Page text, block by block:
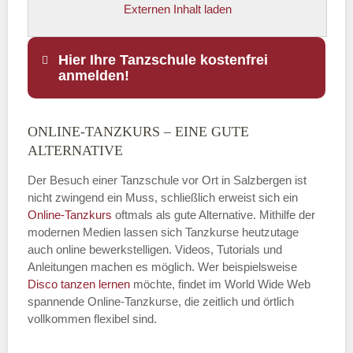
Externen Inhalt laden
Hier Ihre Tanzschule kostenfrei
anmelden!
Name
E-Mail*
Name der Tanzschule
ONLINE-TANZKURS – EINE GUTE
ALTERNATIVE
Der Besuch einer Tanzschule vor Ort in Salzbergen ist
nicht zwingend ein Muss, schließlich erweist sich ein
Online-Tanzkurs oftmals als gute Alternative. Mithilfe der
modernen Medien lassen sich Tanzkurse heutzutage
auch online bewerkstelligen. Videos, Tutorials und
Anleitungen machen es möglich. Wer beispielsweise
Disco tanzen lernen möchte, findet im World Wide Web
spannende Online-Tanzkurse, die zeitlich und örtlich
vollkommen flexibel sind.